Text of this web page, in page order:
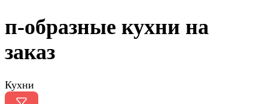
п-образные кухни на
заказ
Кухни